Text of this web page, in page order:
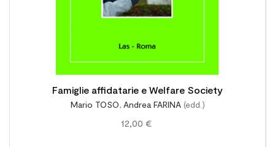
Famiglie affidatarie e Welfare Society
Mario TOSO, Andrea FARINA(edd.)
12,00 €